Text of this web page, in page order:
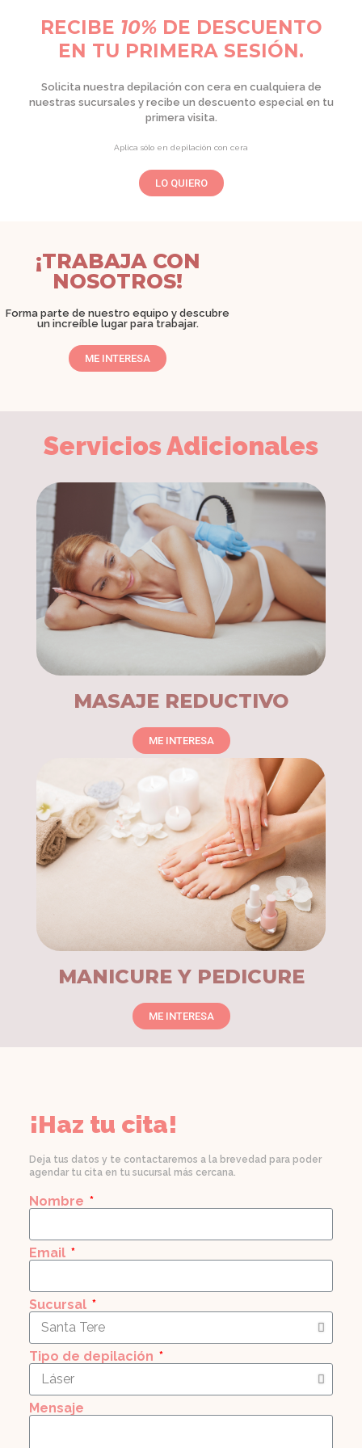
RECIBE 10%DE DESCUENTO
EN TU PRIMERA SESIÓN.
Solicita nuestra depilación con cera en cualquiera de
nuestras sucursales y recibe un descuento especial en tu
primera visita.
Aplica sólo en depilación con cera
LO QUIERO
¡TRABAJA CON
NOSOTROS!
Forma parte de nuestro equipo y descubre
un increíble lugar para trabajar.
ME INTERESA
Servicios Adicionales
MASAJE REDUCTIVO
ME INTERESA
MANICURE Y PEDICURE
ME INTERESA
¡Haz tu cita!
Deja tus datos y te contactaremos a la brevedad para poder
agendar tu cita en tu sucursal más cercana.
Nombre
Email
Sucursal
Tipo de depilación
Mensaje